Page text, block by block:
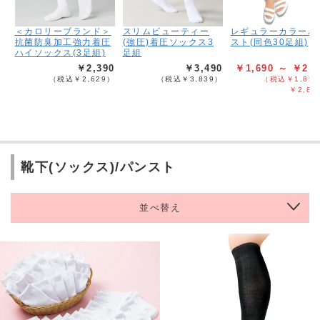
＜カロリーブランド＞
抗菌防臭加工強力着圧
ハイソックス(3足組)
￥2,390
（税込￥2,629）
スリムビューティー
(強圧)着圧ソックス3
足組
￥3,490
（税込￥3,839）
レギュラーカラーパ
スト(同色30足組)
￥1,690 ～ ￥
（税込￥
￥
靴下(ソックス)/パンスト
並べ替え